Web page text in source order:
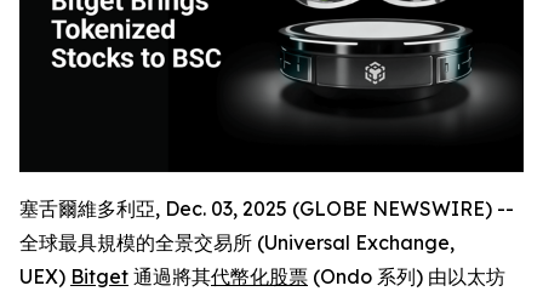
塞舌爾維多利亞, Dec. 03, 2025 (GLOBE NEWSWIRE) --
全球最具規模的全景交易所 (Universal Exchange,
UEX) Bitget 通過將其代幣化股票 (Ondo 系列) 由以太坊